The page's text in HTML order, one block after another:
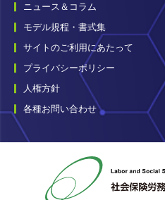
ニュース＆コラム
モデル規程・書式集
サイトのご利用にあたって
プライバシーポリシー
人権方針
各種お問い合わせ